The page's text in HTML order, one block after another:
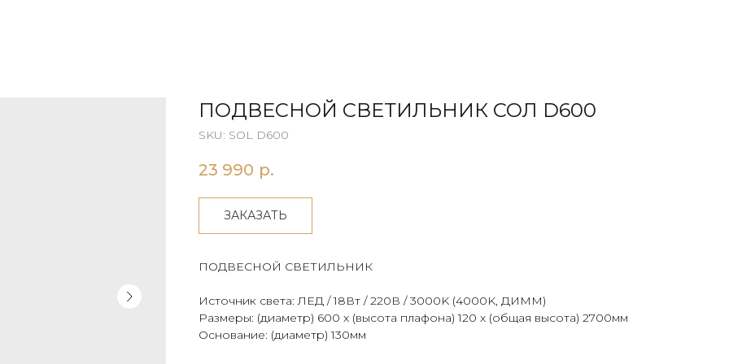
ПОДВЕСНОЙ СВЕТИЛЬНИК СОЛ D600
SKU: SOL D600
23 990 р.
ЗАКАЗАТЬ
ПОДВЕСНОЙ СВЕТИЛЬНИК
Источник света: ЛЕД / 18Вт / 220В / 3000K (4000K, ДИММ)
Размеры: (диаметр) 600 x (высота плафона) 120 х (общая высота) 2700мм
Основание: (диаметр) 130мм